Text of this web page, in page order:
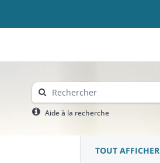
Aide à la recherche
TOUT AFFICHER